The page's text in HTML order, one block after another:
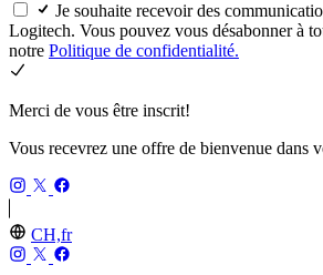
Je souhaite recevoir des
Logitech. Vous pouvez vous désabonner à
notre Politique de confidentialité.
Merci de vous être inscrit!
Vous recevrez une offre de bienvenue dans
CH,fr